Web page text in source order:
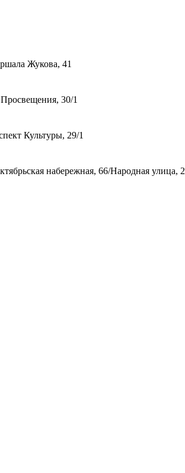
Жукова, 41
30/1
Культуры, 29/1
набережная, 66/Народная улица, 2